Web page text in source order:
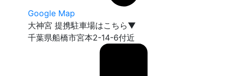
Google Map
大神宮 提携駐車場はこちら▼
千葉県船橋市宮本2-14-6付近